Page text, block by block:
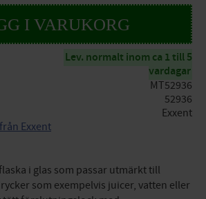
Lev. normalt inom ca 1 till 5
vardagar
MT52936
52936
Exxent
Exxent
i glas som passar utmärkt till
som exempelvis juicer, vatten eller